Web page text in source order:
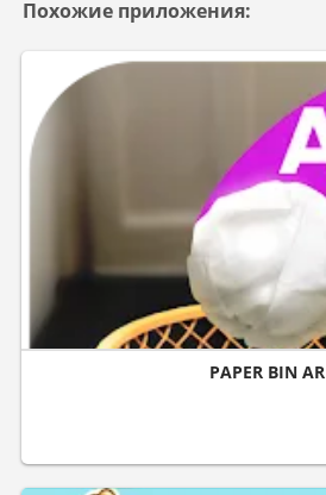
Похожие приложения:
PAPER BIN AR